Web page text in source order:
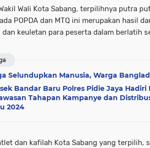
Wali Kota Sabang, terpilihnya putra
POPDA dan MTQ ini merupakan hasil
dan keuletan para peserta dalam berlatih
Selundupkan Manusia, Warga
Bandar Baru Polres Pidie Jaya
Tahapan Kampanye dan
2024
dan kafilah Kota Sabang yang terpilih,